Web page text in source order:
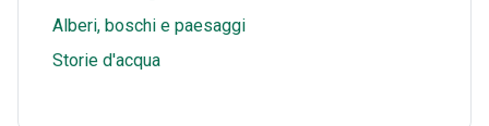
Alberi, boschi e paesaggi
Storie d'acqua